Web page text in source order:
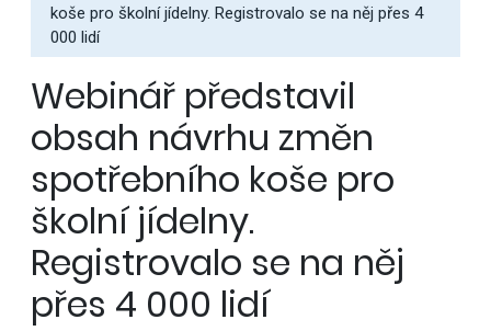
koše pro školní jídelny. Registrovalo se na něj přes 4
000 lidí
Webinář představil
obsah návrhu změn
spotřebního koše pro
školní jídelny.
Registrovalo se na něj
přes 4 000 lidí